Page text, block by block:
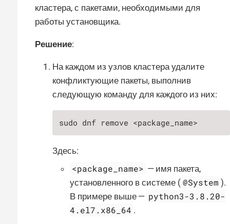
кластера, с пакетами, необходимыми для
работы установщика.
Решение:
На каждом из узлов кластера удалите
конфликтующие пакеты, выполнив
следующую команду для каждого из них:
sudo dnf remove <package_name>
Здесь:
<package_name> — имя пакета,
установленного в системе ( @System ).
В примере выше — python3-3.8.20-
4.el7.x86_64 .